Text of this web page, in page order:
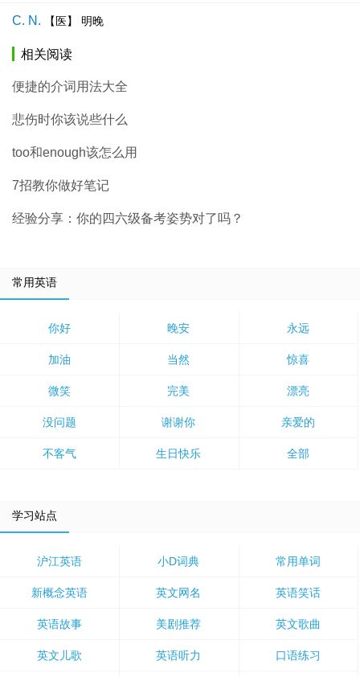
C. N. 【医】 明晚
相关阅读
便捷的介词用法大全
悲伤时你该说些什么
too和enough该怎么用
7招教你做好笔记
经验分享：你的四六级备考姿势对了吗？
常用英语
你好 晚安 永远
加油 当然 惊喜
微笑 完美 漂亮
没问题 谢谢你 亲爱的
不客气 生日快乐 全部
学习站点
沪江英语 小D词典 常用单词
新概念英语 英文网名 英语笑话
英语故事 美剧推荐 英文歌曲
英文儿歌 英语听力 口语练习